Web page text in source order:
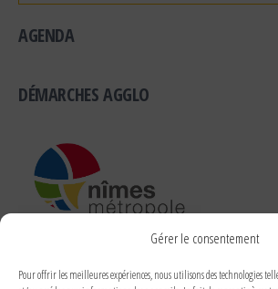
Gérer le consentement
Pour offrir les meilleures expériences, nous utilisons des technologies
AGENDA
DÉMARCHES AGGLO
RUBRIQUES